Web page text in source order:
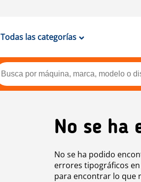
Todas las categorías
No se ha
No se ha podido
errores tipográficos
para encontrar lo que